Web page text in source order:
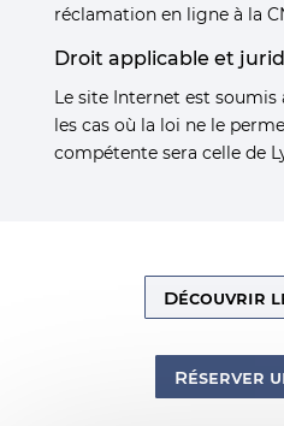
réclamation en ligne à la
Droit applicable et
Le site Internet est
les cas où la loi ne le
compétente sera celle de
Découvrir
Réserver